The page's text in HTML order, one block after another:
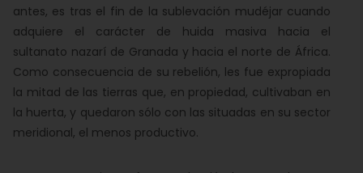
antes, es tras el fin de la sublevación mudéjar cuando
adquiere el carácter de huida masiva hacia el
sultanato nazarí de Granada y hacia el norte de África.
Como consecuencia de su rebelión, les fue expropiada
la mitad de las tierras que, en propiedad, cultivaban en
la huerta, y quedaron sólo con las situadas en su sector
meridional, el menos productivo.